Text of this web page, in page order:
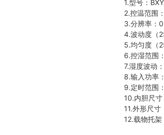
1.型号：
2.控温范围
3.分辨率：
4.波动度
5.均匀度
6.控湿范围
7.湿度波动
8.输入功率
9.定时范围
10.内胆尺
11.外形尺
12.载物托